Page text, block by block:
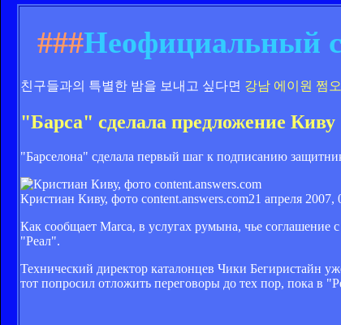
###Неофициальный
친구들과의 특별한 밤을 보내고 싶다면 강남 에이원 쩜오
"Барса" сделала предложение Киву
"Барселона" сделала первый шаг к подписанию
Кристиан Киву, фото content.answers.com21 апреля 2007,
Как сообщает Marca, в услугах румына, чье
"Реал".
Технический директор каталонцев Чики Бегиристайн
тот попросил отложить переговоры до тех пор, пока в